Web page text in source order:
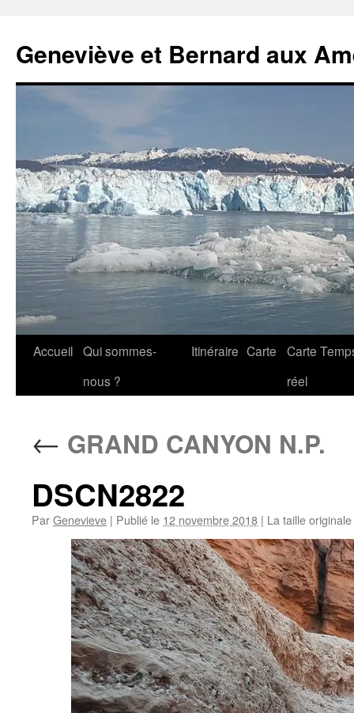
Geneviève et Bernard aux
Aller
Accueil Qui sommes-
nous ?
Itinéraire Carte
Carte
réel
← GRAND CANYON N.P.
DSCN2822
ParGenevieve | Publié le 12 novembre 2018 | La taille